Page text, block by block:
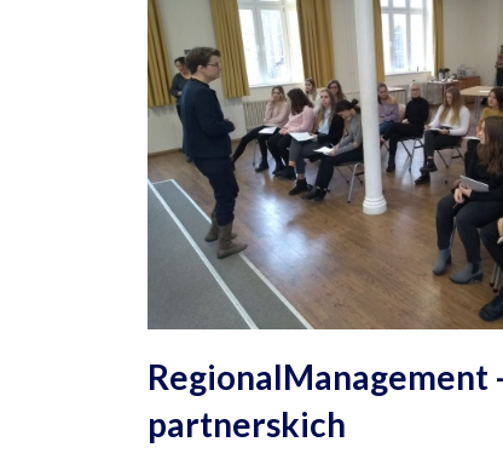
RegionalManagement
partnerskich